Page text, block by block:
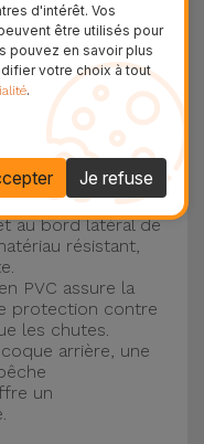
ont une
avec une
éviter au
!
silicone liquide
au bord latéral de
résistant,
PVC assure la
protection contre
les chutes.
arrière, une
un
d'intérêt. Vos
être utilisés pour
pouvez en savoir plus
votre choix à tout
.
Je refuse